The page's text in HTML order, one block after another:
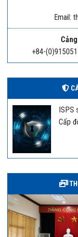
Email:
+84-
ISPS
Cấp